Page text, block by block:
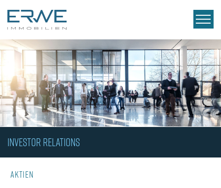
INVESTOR RELATIONS
Aktien